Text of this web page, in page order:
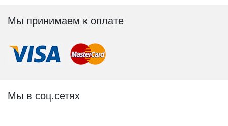
Мы принимаем к оплате
Мы в соц.сетях